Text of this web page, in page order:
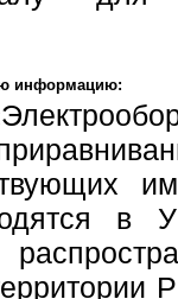
информацию:
в